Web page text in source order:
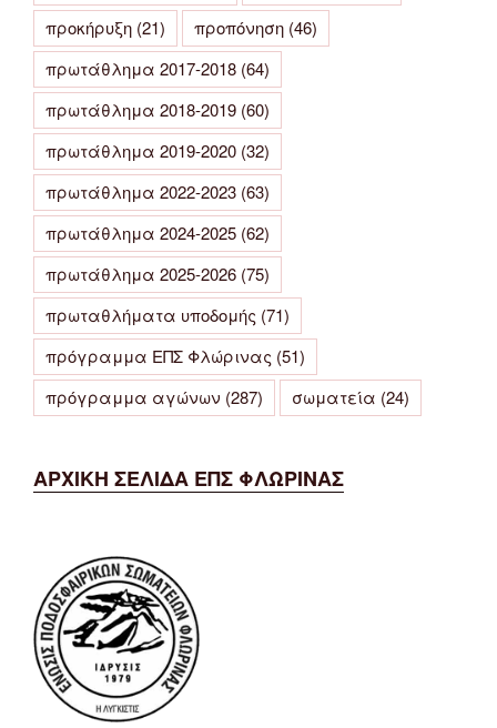
προκήρυξη (21) προπόνηση (46)
πρωτάθλημα 2017-2018 (64)
πρωτάθλημα 2018-2019 (60)
πρωτάθλημα 2019-2020 (32)
πρωτάθλημα 2022-2023 (63)
πρωτάθλημα 2024-2025 (62)
πρωτάθλημα 2025-2026 (75)
πρωταθλήματα υποδομής (71)
πρόγραμμα ΕΠΣ Φλώρινας (51)
πρόγραμμα αγώνων (287) σωματεία (24)
ΑΡΧΙΚΗ ΣΕΛΙΔΑ ΕΠΣ ΦΛΩΡΙΝΑΣ